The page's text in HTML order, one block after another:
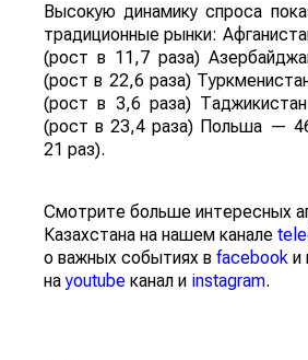
Высокую динамику спроса
традиционные рынки:
(рост в 11,7 раза)
(рост в 22,6 раза)
(рост в 3,6 раза)
(рост в 23,4 раза) Польша —
21 раз).
Смотрите больше интересных
Казахстана на нашем канале
о важных событиях в facebook и
наyoutube канал и instagram.